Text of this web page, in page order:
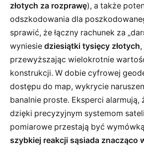
złotych za rozprawę), a także
odszkodowania dla
sprawić, że łączny rachunek za
wyniesie dziesiątki tysięcy złotych
przewyższając wielokrotnie
konstrukcji. W dobie cyfrowej
dostępu do map, wykrycie
banalnie proste. Eksperci alarmują,
dzięki precyzyjnym systemom
pomiarowe przestają być
szybkiej reakcji sąsiada znacząco